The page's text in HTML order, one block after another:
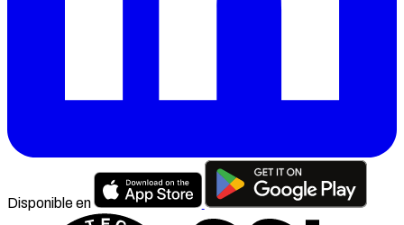
Disponible en